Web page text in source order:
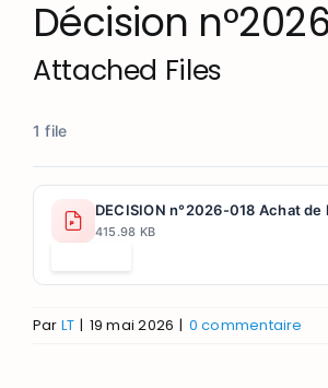
Décision
Attached Files
1 file
DECISION n°2026-018 Achat
415.98 KB
Par LT | 19 mai 2026 | 0 commentaire